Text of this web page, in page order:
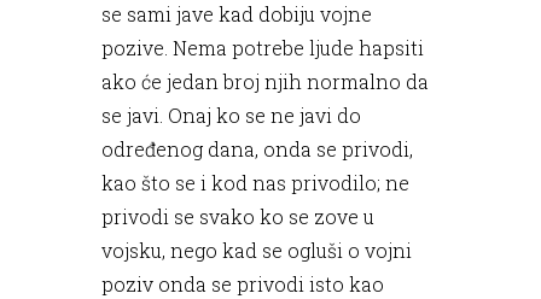
se sami jave kad dobiju vojne
pozive. Nema potrebe ljude hapsiti
ako će jedan broj njih normalno da
se javi. Onaj ko se ne javi do
određenog dana, onda se privodi,
kao što se i kod nas privodilo; ne
privodi se svako ko se zove u
vojsku, nego kad se ogluši o vojni
poziv onda se privodi isto kao